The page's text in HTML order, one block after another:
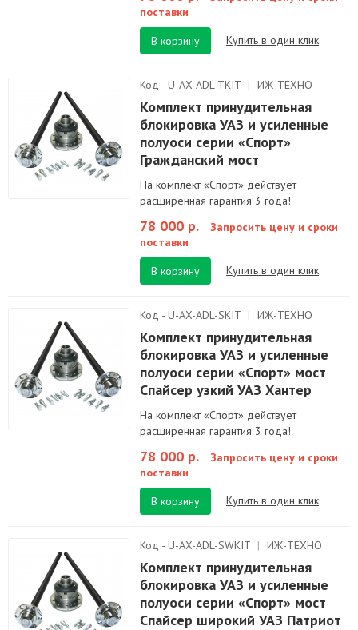
поставки
В корзину
Купить в один клик
Код - U-AX-ADL-TKIT | ИЖ-ТЕХНО
Комплект принудительная
блокировка УАЗ и усиленные
полуоси серии «Спорт»
Гражданский мост
На комплект «Спорт» действует
расширенная гарантия 3 года!
78 000 р.
Запросить цену и сроки
поставки
В корзину
Купить в один клик
Код - U-AX-ADL-SKIT | ИЖ-ТЕХНО
Комплект принудительная
блокировка УАЗ и усиленные
полуоси серии «Спорт» мост
Спайсер узкий УАЗ Хантер
На комплект «Спорт» действует
расширенная гарантия 3 года!
78 000 р.
Запросить цену и сроки
поставки
В корзину
Купить в один клик
Код - U-AX-ADL-SWKIT | ИЖ-ТЕХНО
Комплект принудительная
блокировка УАЗ и усиленные
полуоси серии «Спорт» мост
Спайсер широкий УАЗ Патриот